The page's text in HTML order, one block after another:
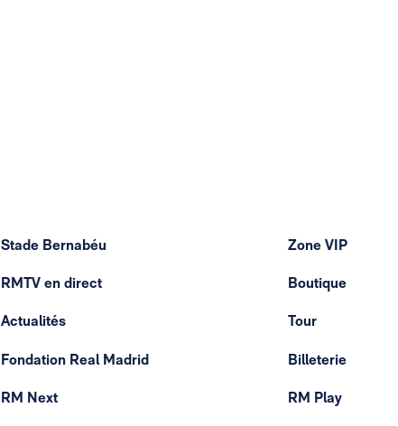
Stade Bernabéu
RMTV en direct
Actualités
Fondation Real Madrid
RM Next
Zone VIP
Boutique
Tour
Billeterie
RM Play